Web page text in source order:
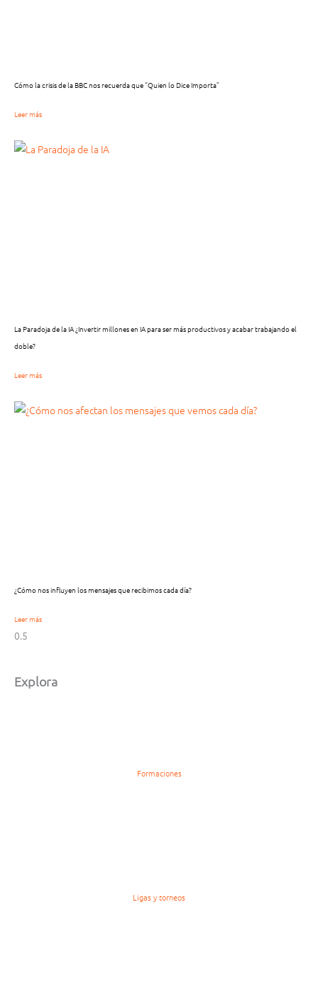
Cómo la crisis de la BBC nos recuerda que “Quien lo Dice Importa”
Leer más
La Paradoja de la IA ¿Invertir millones en IA para ser más productivos y acabar trabajando el
doble?
Leer más
¿Cómo nos influyen los mensajes que recibimos cada día?
Leer más
Explora
Formaciones
Ligas y torneos